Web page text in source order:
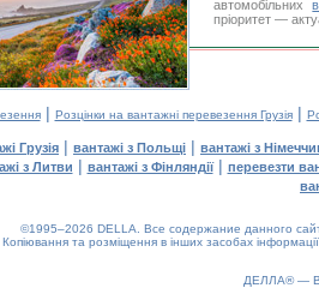
автомобільних
пріоритет —
| Розцінки на вантажні перевезення Грузія|
Грузія | вантажі з Польщі | вантажі з
з Литви | вантажі з Фінляндії| перевезти
©1995–2026 DELLA. Все содержание данного
Копіювання та розміщення в інших засобах
ДЕЛЛА® —